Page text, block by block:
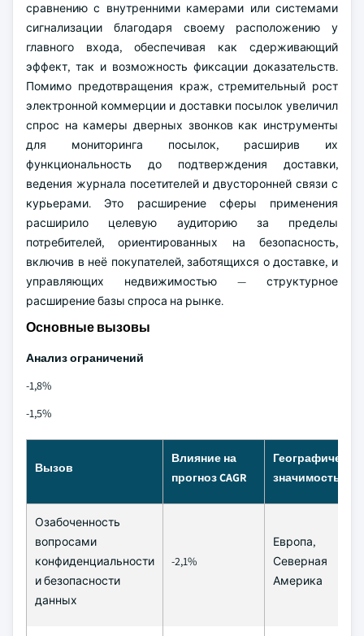
сравнению с внутренними камерами или системами
сигнализации благодаря своему расположению у
главного входа, обеспечивая как сдерживающий
эффект, так и возможность фиксации доказательств.
Помимо предотвращения краж, стремительный рост
электронной коммерции и доставки посылок увеличил
спрос на камеры дверных звонков как инструменты
для мониторинга посылок, расширив их
функциональность до подтверждения доставки,
ведения журнала посетителей и двусторонней связи с
курьерами. Это расширение сферы применения
расширило целевую аудиторию за пределы
потребителей, ориентированных на безопасность,
включив в неё покупателей, заботящихся о доставке, и
управляющих недвижимостью — структурное
расширение базы спроса на рынке.
Основные вызовы
Анализ ограничений
-1,8%
-1,5%
Вызов
Влияние на
прогноз CAGR
значимость
Озабоченность
вопросами
конфиденциальности
и безопасности
данных
-2,1%
Европа,
Северная
Америка